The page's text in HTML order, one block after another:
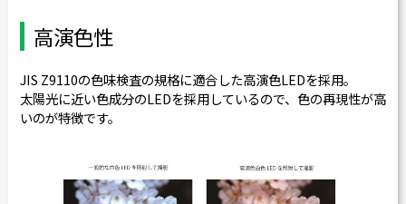
高演色性
JIS Z9110の色味検査の規格に適合した高演色LEDを採用。
太陽光に近い色成分のLEDを採用しているので、色の再現性が高
いのが特徴です。